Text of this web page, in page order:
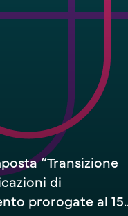
“Transizione
di
prorogate al 15